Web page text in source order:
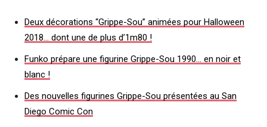
Deux décorations “Grippe-Sou” animées pour Halloween
2018… dont une de plus d’1m80 !
Funko prépare une figurine Grippe-Sou 1990… en noir et
blanc !
Des nouvelles figurines Grippe-Sou présentées au San
Diego Comic Con